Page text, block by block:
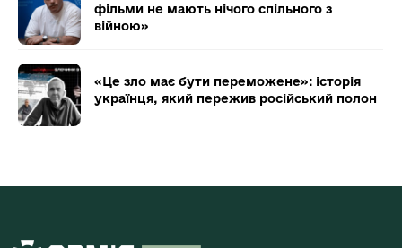
фільми не мають нічого спільного з
війною»
«Це зло має бути переможене»: історія
українця, який пережив російський полон